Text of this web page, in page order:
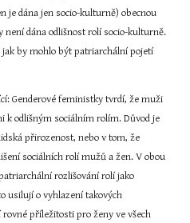
je dána jen socio-kulturně) obecnou
není dána odlišnost rolí socio-kulturně.
jak by mohlo být patriarchální pojetí
Genderové feministky tvrdí, že muži
k odlišným sociálním rolím. Důvod je
přirozenost, nebo v tom, že
sociálních rolí mužů a žen. V obou
rozlišování rolí jako
usilují o vyhlazení takových
příležitosti pro ženy ve všech